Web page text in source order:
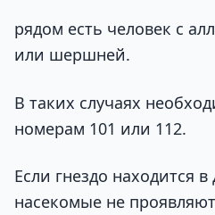
рядом есть человек с
или шершней.
В таких случаях
номерам 101 или 112.
Если гнездо находится
насекомые не